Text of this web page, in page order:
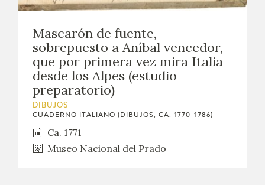
Mascarón de fuente,
sobrepuesto a Aníbal vencedor,
que por primera vez mira Italia
desde los Alpes (estudio
preparatorio)
DIBUJOS
CUADERNO ITALIANO (DIBUJOS, CA. 1770-1786)
Ca. 1771
Museo Nacional del Prado